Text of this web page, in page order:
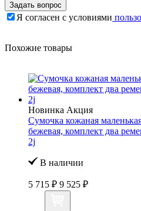
Задать вопрос
Я согласен с условиями
Похожие товары
Новинка Акция
Сумочка кожаная
бежевая, комплект два
2j
В наличии
5 715 ₽ 9 525 ₽